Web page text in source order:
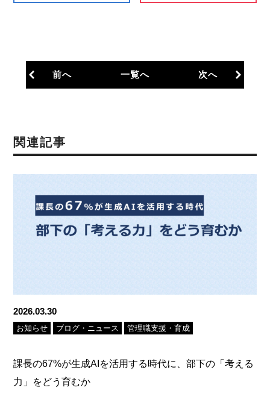
前へ 一覧へ 次へ
関連記事
2026.03.30
課長の67%が生成AIを活用する時代に、部下の「考える
力」をどう育むか
お知らせ ブログ・ニュース 管理職支援・育成